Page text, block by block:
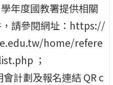
年度國教署提供相關
，請參閱網址：https://
home/refere
；
計劃及報名連結 QR c